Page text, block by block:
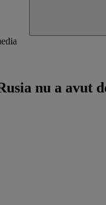
nu a avut